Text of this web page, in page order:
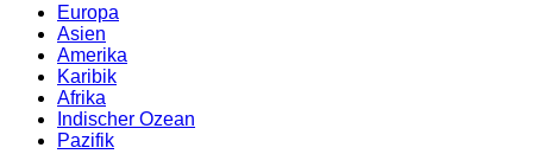
Europa
Asien
Amerika
Karibik
Afrika
Indischer Ozean
Pazifik